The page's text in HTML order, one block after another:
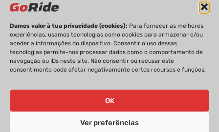
Damos valor à tua privacidade (cookies): Para fornecer as melhores
experiências, usamos tecnologias como cookies para armazenar e/ou
aceder a informações do dispositivo. Consentir o uso dessas
tecnologias permite-nos processar dados como o comportamento de
navegação ou IDs neste site. Não consentir ou recusar este
consentimento pode afetar negativamente certos recursos e funções.
OK
Ver preferências
PRIVACIDADE FICHA TÉCNICA
ESTATUTO EDITORIAL